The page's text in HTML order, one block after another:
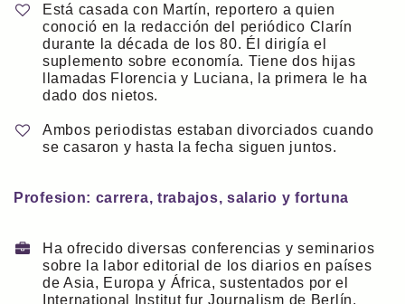
Está casada con Martín, reportero a quien
conoció en la redacción del periódico Clarín
durante la década de los 80. Él dirigía el
suplemento sobre economía. Tiene dos hijas
llamadas Florencia y Luciana, la primera le ha
dado dos nietos.
Ambos periodistas estaban divorciados cuando
se casaron y hasta la fecha siguen juntos.
Profesion: carrera, trabajos, salario y fortuna
Ha ofrecido diversas conferencias y seminarios
sobre la labor editorial de los diarios en países
de Asia, Europa y África, sustentados por el
International Institut fur Journalism de Berlín.